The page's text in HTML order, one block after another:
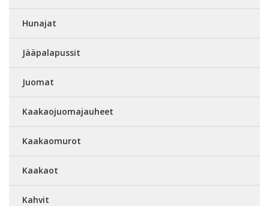
Hunajat
Jääpalapussit
Juomat
Kaakaojuomajauheet
Kaakaomurot
Kaakaot
Kahvit